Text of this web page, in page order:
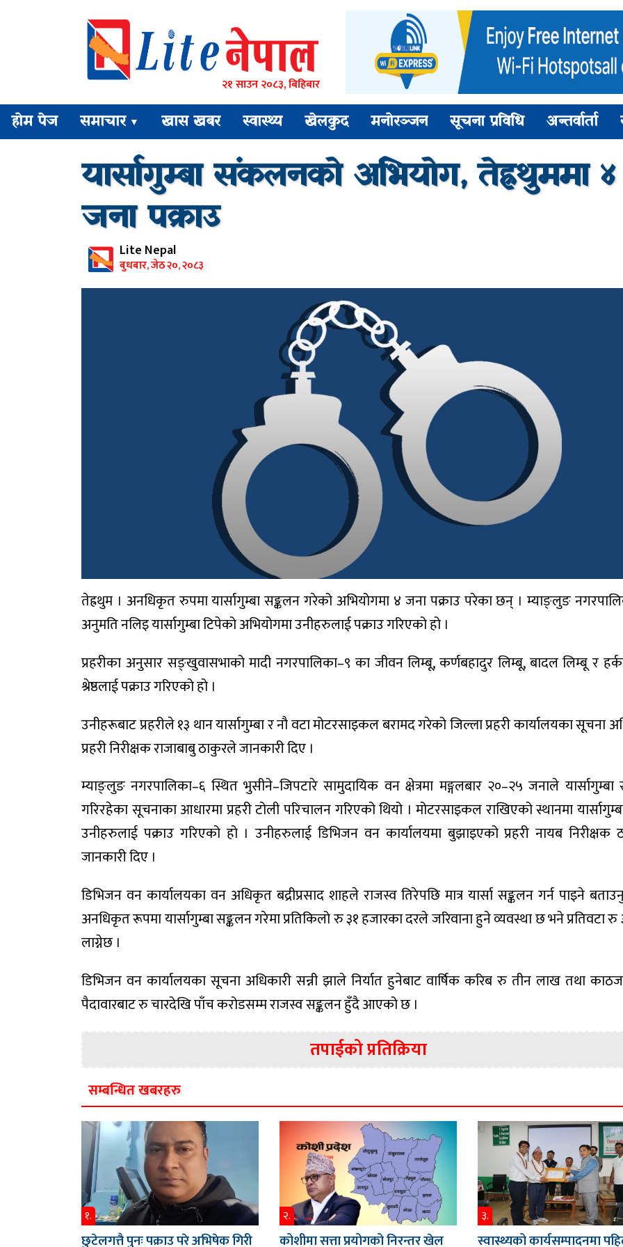
२१ साउन २०८३, बिहिबार
होम पेज समाचार ▼ खास खबर स्वास्थ्य खेलकुद मनोरञ्जन सूचना प्रविधि अन्तर्वार्ता
यार्सागुम्बा संकलनको अभियोग, तेह्रथुममा ४
जना पक्राउ
Lite Nepal
बुधबार, जेठ २०, २०८३
तेह्रथुम । अनधिकृत रुपमा यार्सागुम्बा सङ्कलन गरेको अभियोगमा ४ जना पक्राउ परेका छन् । म्याङ्लुङ
अनुमति नलिइ यार्सागुम्बा टिपेको अभियोगमा उनीहरुलाई पक्राउ गरिएको हो ।
प्रहरीका अनुसार सङ्खुवासभाको मादी नगरपालिका–९ का जीवन लिम्बू, कर्णबहादुर लिम्बू, बादल लिम्बू र
श्रेष्ठलाई पक्राउ गरिएको हो ।
उनीहरूबाट प्रहरीले १३ थान यार्सागुम्बा र नौ वटा मोटरसाइकल बरामद गरेको जिल्ला प्रहरी कार्यालयका सूचना
प्रहरी निरीक्षक राजाबाबु ठाकुरले जानकारी दिए ।
म्याङ्लुङ नगरपालिका–६ स्थित भुसीने–जिपटारे सामुदायिक वन क्षेत्रमा मङ्गलबार २०–२५ जनाले यार्सागुम्बा
गरिरहेका सूचनाका आधारमा प्रहरी टोली परिचालन गरिएको थियो । मोटरसाइकल राखिएको स्थानमा
उनीहरुलाई पक्राउ गरिएको हो । उनीहरुलाई डिभिजन वन कार्यालयमा बुझाइएको प्रहरी नायब निरीक्षक
जानकारी दिए ।
डिभिजन वन कार्यालयका वन अधिकृत बद्रीप्रसाद शाहले राजस्व तिरेपछि मात्र यार्सा सङ्कलन गर्न पाइने
अनधिकृत रूपमा यार्सागुम्बा सङ्कलन गरेमा प्रतिकिलो रु ३१ हजारका दरले जरिवाना हुने व्यवस्था छ भने प्रतिवटा रु
लाग्नेछ ।
डिभिजन वन कार्यालयका सूचना अधिकारी सन्नी झाले निर्यात हुनेबाट वार्षिक करिब रु तीन लाख तथा
पैदावारबाट रु चारदेखि पाँच करोडसम्म राजस्व सङ्कलन हुँदै आएको छ ।
तपाईको प्रतिक्रिया
सम्बन्धित खबरहरु
१.
छुटेलगत्तै पुनः पक्राउ परे अभिषेक गिरी
२.
कोशीमा सत्ता प्रयोगको निरन्तर खेल
३.
स्वास्थ्यको कार्यसम्पादनमा